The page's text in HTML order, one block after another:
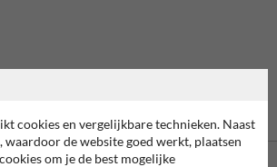
cookies en vergelijkbare technieken. Naast
de website goed werkt, plaatsen
om je de best mogelijke